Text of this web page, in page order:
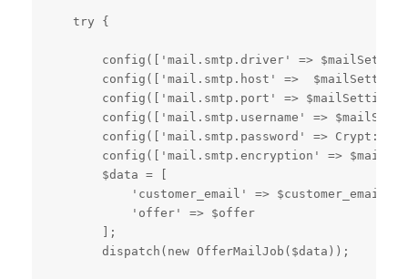
    try {
config(['mail.smtp.driver' =>
config(['mail.smtp.host' =>
config(['mail.smtp.port' => $mailSetting-
config(['mail.smtp.username' =>
config(['mail.smtp.password' =>
config(['mail.smtp.encryption' =>
        $data = [
            'customer_email' => $customer_email,
            'offer' => $offer
        ];
        dispatch(new OfferMailJob($data));